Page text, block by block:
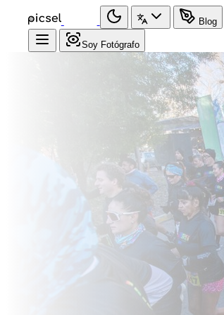
Blog
Soy Fotógrafo